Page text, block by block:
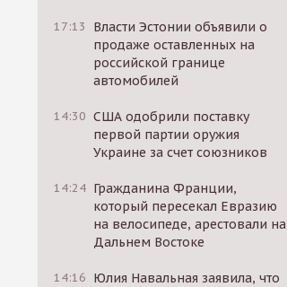
17:13
Власти Эстонии объявили о
продаже оставленных на
российской границе
автомобилей
14:30 США одобрили поставку
первой партии оружия
Украине за счет союзников
14:24 Гражданина Франции,
который пересекал Евразию
на велосипеде, арестовали на
Дальнем Востоке
14:16 Юлия Навальная заявила, что